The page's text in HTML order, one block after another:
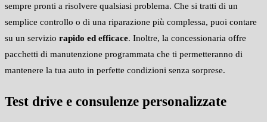
sempre pronti a risolvere qualsiasi problema. Che si tratti di un
semplice controllo o di una riparazione più complessa, puoi contare
su un servizio rapido ed efficace. Inoltre, la concessionaria offre
pacchetti di manutenzione programmata che ti permetteranno di
mantenere la tua auto in perfette condizioni senza sorprese.
Test drive e consulenze personalizzate